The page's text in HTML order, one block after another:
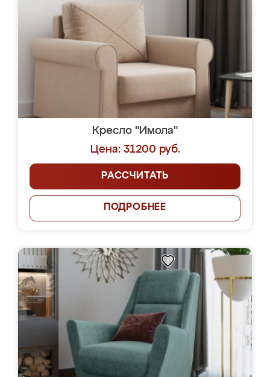
Кресло "Имола"
Цена: 31200 руб.
РАССЧИТАТЬ
ПОДРОБНЕЕ